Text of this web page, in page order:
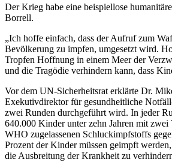
Der Krieg habe eine beispiellose
Borrell.
„Ich hoffe einfach, dass der Aufruf zum
Bevölkerung zu impfen, umgesetzt wird.
Tropfen Hoffnung in einem Meer der
und die Tragödie verhindern kann, dass
Vor dem UN-Sicherheitsrat erklärte Dr.
Exekutivdirektor für gesundheitliche
zwei Runden durchgeführt wird. In jeder
640.000 Kinder unter zehn Jahren mit zwei
WHO zugelassenen Schluckimpfstoffs
Prozent der Kinder müssen geimpft
die Ausbreitung der Krankheit zu